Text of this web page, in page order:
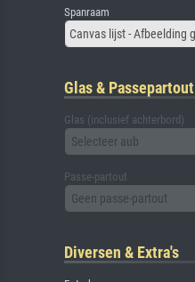
Spanraam
Glas & Passepartout
Glas (inclusief achterbord)
Selecteer aub
Passe-partout
Geen passe-partout
Diversen & Extra's